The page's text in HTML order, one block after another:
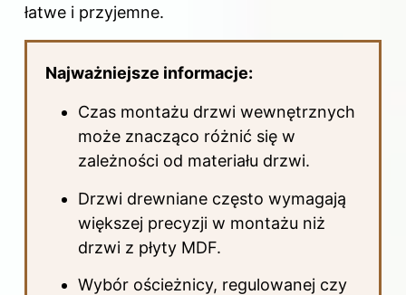
łatwe i przyjemne.
Najważniejsze informacje:
Czas montażu drzwi wewnętrznych
może znacząco różnić się w
zależności od materiału drzwi.
Drzwi drewniane często wymagają
większej precyzji w montażu niż
drzwi z płyty MDF.
Wybór ościeżnicy, regulowanej czy